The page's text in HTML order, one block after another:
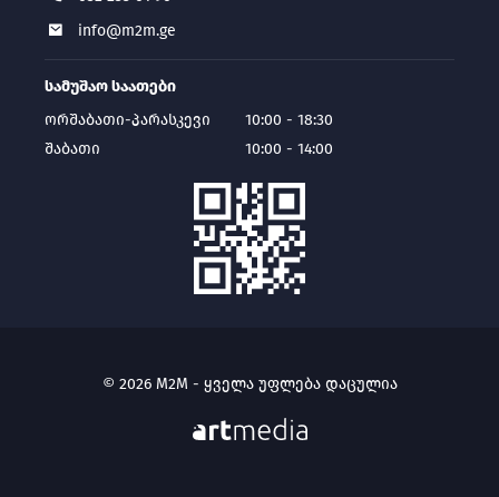
info@m2m.ge
სამუშაო საათები
ორშაბათი-პარასკევი
10:00 - 18:30
შაბათი
10:00 - 14:00
© 2026 M2M - ყველა უფლება დაცულია